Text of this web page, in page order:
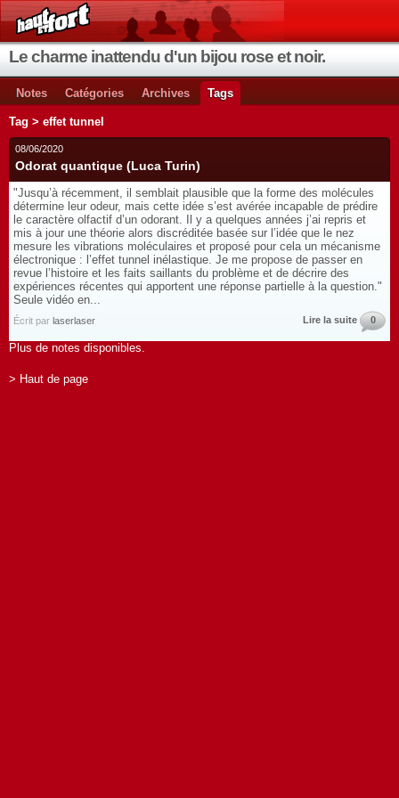
Le charme inattendu d'un bijou rose et noir.
Notes Catégories Archives Tags
Tag > effet tunnel
08/06/2020
Odorat quantique (Luca Turin)
"Jusqu’à récemment, il semblait plausible que la forme des molécules
détermine leur odeur, mais cette idée s’est avérée incapable de prédire
le caractère olfactif d’un odorant. Il y a quelques années j’ai repris et
mis à jour une théorie alors discréditée basée sur l’idée que le nez
mesure les vibrations moléculaires et proposé pour cela un mécanisme
électronique : l’effet tunnel inélastique. Je me propose de passer en
revue l’histoire et les faits saillants du problème et de décrire des
expériences récentes qui apportent une réponse partielle à la question."
Seule vidéo en...
Écrit par laserlaser Lire la suite 0
Plus de notes disponibles.
> Haut de page